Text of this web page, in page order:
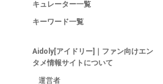
キュレーター一覧
キーワード一覧
Aidoly[アイドリー]｜ファン向けエン
タメ情報サイトについて
運営者